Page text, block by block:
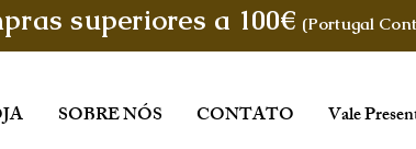
superiores a 100€ (Portugal
SOBRE NÓS CONTATO Vale